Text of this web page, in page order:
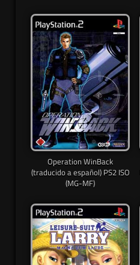
Operation WinBack
(traducido a español) PS2 ISO
(MG-MF)